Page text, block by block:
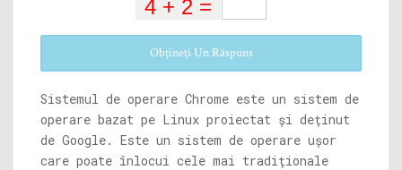
Obțineți Un Răspuns
Sistemul de operare Chrome este un sistem de
operare bazat pe Linux proiectat și deținut
de Google. Este un sistem de operare ușor
care poate înlocui cele mai tradiționale